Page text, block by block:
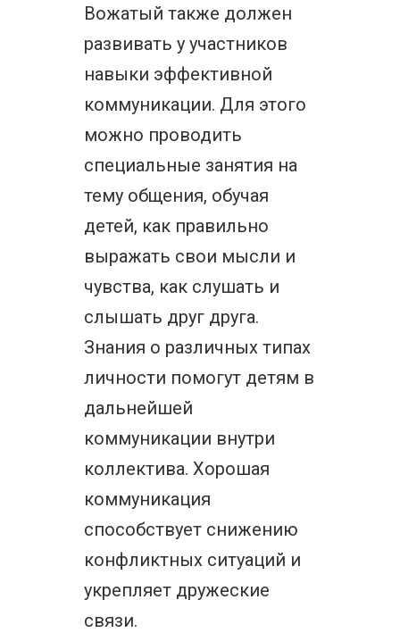
Вожатый также должен
развивать у участников
навыки эффективной
коммуникации. Для этого
можно проводить
специальные занятия на
тему общения, обучая
детей, как правильно
выражать свои мысли и
чувства, как слушать и
слышать друг друга.
Знания о различных типах
личности помогут детям в
дальнейшей
коммуникации внутри
коллектива. Хорошая
коммуникация
способствует снижению
конфликтных ситуаций и
укрепляет дружеские
связи.